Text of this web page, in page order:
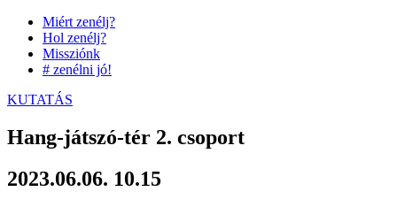
Miért zenélj?
Hol zenélj?
Missziónk
# zenélni jó!
KUTATÁS
Hang-játszó-tér 2. csoport
2023.06.06. 10.15